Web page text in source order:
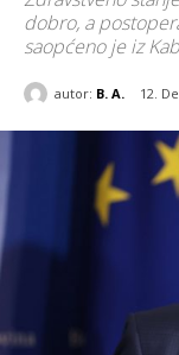
dobro, a
saopćeno je iz
autor: B. A. 12.